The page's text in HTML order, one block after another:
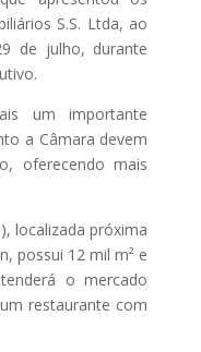
S.S. Ltda, ao
de julho, durante
um importante
a Câmara devem
oferecendo mais
localizada próxima
possui 12 mil m² e
o mercado
restaurante com